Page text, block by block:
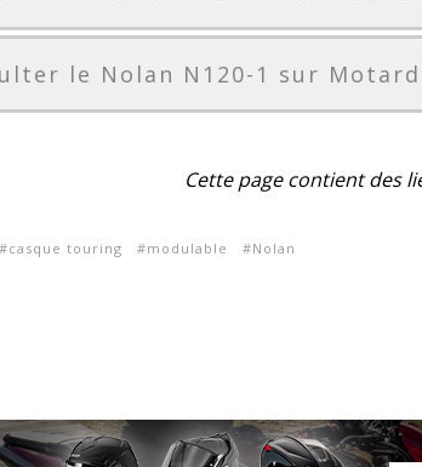
le Nolan N120-1 sur
Cette page contient des
casque touring modulable Nolan